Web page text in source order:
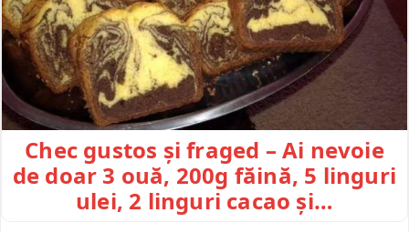
Chec gustos și fraged – Ai nevoie
de doar 3 ouă, 200g făină, 5 linguri
ulei, 2 linguri cacao și…